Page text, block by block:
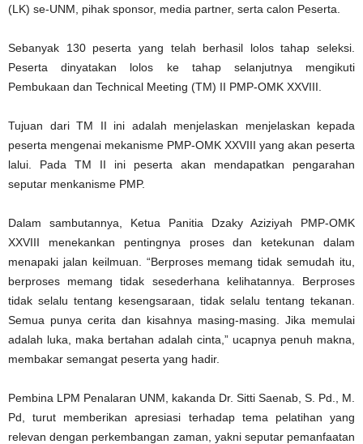
(LK) se-UNM, pihak sponsor, media partner, serta calon Peserta.
Sebanyak 130 peserta yang telah berhasil lolos tahap seleksi.
Peserta dinyatakan lolos ke tahap selanjutnya mengikuti
Pembukaan dan Technical Meeting (TM) II PMP-OMK XXVIII.
Tujuan dari TM II ini adalah menjelaskan menjelaskan kepada
peserta mengenai mekanisme PMP-OMK XXVIII yang akan peserta
lalui. Pada TM II ini peserta akan mendapatkan pengarahan
seputar menkanisme PMP.
Dalam sambutannya, Ketua Panitia Dzaky Aziziyah PMP-OMK
XXVIII menekankan pentingnya proses dan ketekunan dalam
menapaki jalan keilmuan. “Berproses memang tidak semudah itu,
berproses memang tidak sesederhana kelihatannya. Berproses
tidak selalu tentang kesengsaraan, tidak selalu tentang tekanan.
Semua punya cerita dan kisahnya masing-masing. Jika memulai
adalah luka, maka bertahan adalah cinta,” ucapnya penuh makna,
membakar semangat peserta yang hadir.
Pembina LPM Penalaran UNM, kakanda Dr. Sitti Saenab, S. Pd., M.
Pd, turut memberikan apresiasi terhadap tema pelatihan yang
relevan dengan perkembangan zaman, yakni seputar pemanfaatan